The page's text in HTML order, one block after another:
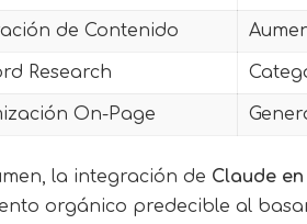
de Contenido
Research
On-Page
la integración de Claude en
orgánico predecible al